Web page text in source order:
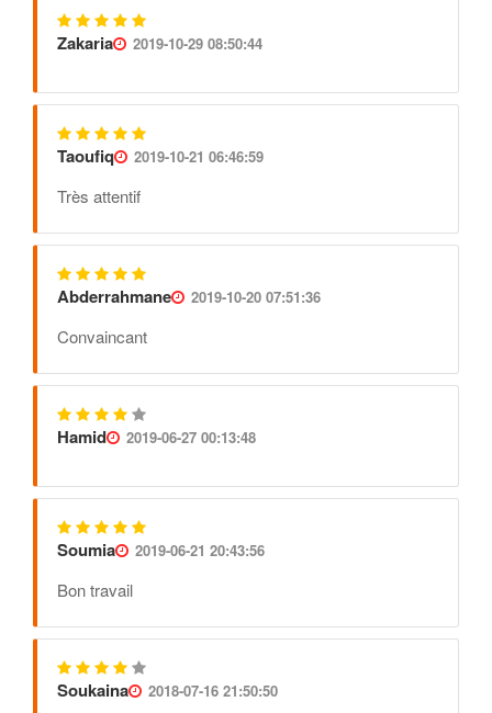
Zakaria 2019-10-29 08:50:44
Taoufiq 2019-10-21 06:46:59
Très attentif
Abderrahmane 2019-10-20 07:51:36
Convaincant
Hamid 2019-06-27 00:13:48
Soumia 2019-06-21 20:43:56
Bon travail
Soukaina 2018-07-16 21:50:50